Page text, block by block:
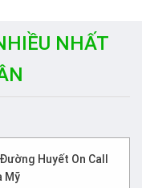
NHẤT
Huyết On Call
Mỹ